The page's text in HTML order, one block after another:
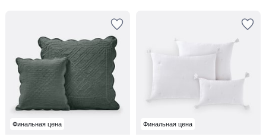
Финальная цена Финальная цена